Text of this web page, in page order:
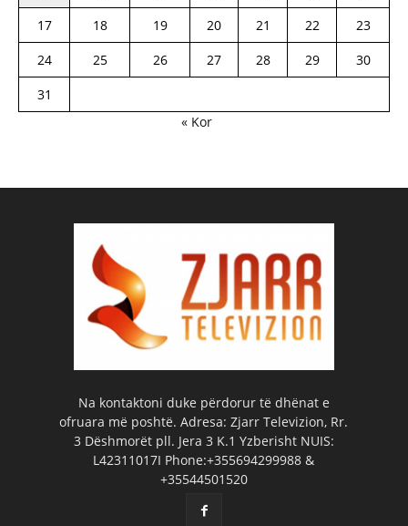
17
18 19 20 21 22
23
24
25 26 27 28 29
30
31
« Kor
Na kontaktoni duke përdorur të dhënat e
ofruara më poshtë. Adresa: Zjarr Televizion, Rr.
3 Dëshmorët pll. Jera 3 K.1 Yzberisht NUIS:
L42311017I Phone:+355694299988 &
+35544501520